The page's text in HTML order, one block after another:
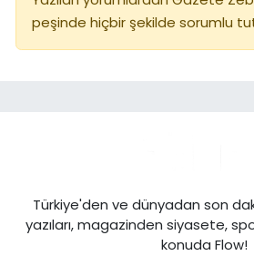
peşinde hiçbir şekilde sorumlu
Türkiye'den ve dünyadan son
yazıları, magazinden siyasete,
konuda Flow!